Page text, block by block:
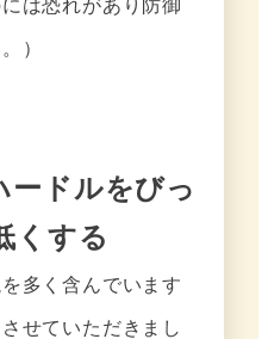
は恐れがあり防御
）
ードルをびっ
くする
多く含んでいます
せていただきまし